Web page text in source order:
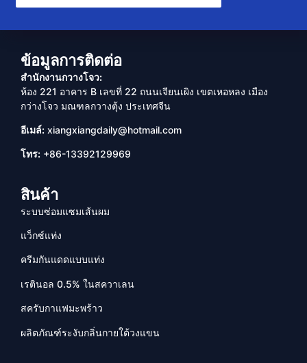
ข้อมูลการติดต่อ
สำนักงานกวางโจว:
ห้อง 221 อาคาร B เลขที่ 22 ถนนเจียนเผิง เขตเหอหลง เมือง
กว่างโจว มณฑลกวางตุ้ง ประเทศจีน
อีเมล์: xiangxiangdaily@hotmail.com
โทร: +86-13392129969
สินค้า
ระบบซ่อมแซมเส้นผม
แว็กซ์แท่ง
ครีมกันแดดแบบแท่ง
เรตินอล 0.5% ในสควาเลน
สครับกาแฟมะพร้าว
ผลิตภัณฑ์ระงับกลิ่นกายใต้วงแขน